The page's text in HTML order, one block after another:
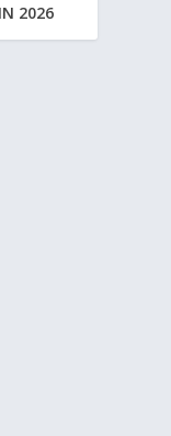
2026